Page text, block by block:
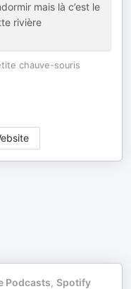
mais là c’est le
rivière
chauve-souris
Podcasts, Spotify